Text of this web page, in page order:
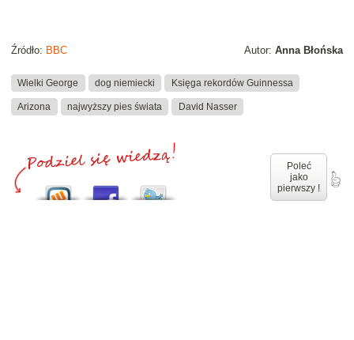
Autor: Anna Błońska
Źródło: BBC
Wielki George dog niemiecki Księga rekordów Guinnessa
Arizona najwyższy pies świata David Nasser
Poleć
jako
pierwszy !